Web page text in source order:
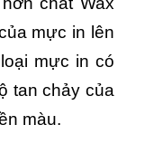
mực in lên
mực in có
tan chảy của
màu.